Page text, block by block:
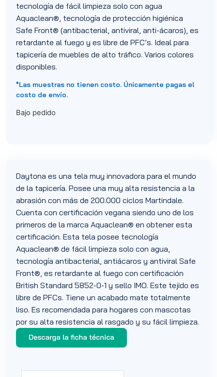
tecnología de fácil limpieza solo con agua
Aquaclean®, tecnología de protección higiénica
Safe Front® (antibacterial, antiviral, anti-ácaros), es
retardante al fuego y es libre de PFC’s. Ideal para
tapicería de muebles de alto tráfico. Varios colores
disponibles.
*Las muestras no tienen costo. Únicamente pagas el
costo de envío.
Bajo pedido
Daytona es una tela muy innovadora para el mundo
de la tapicería. Posee una muy alta resistencia a la
abrasión con más de 200.000 ciclos Martindale.
Cuenta con certificación vegana siendo uno de los
primeros de la marca Aquaclean® en obtener esta
certificación. Esta tela posee tecnología
Aquaclean® de fácil limpieza solo con agua,
tecnología antibacterial, antiácaros y antiviral Safe
Front®, es retardante al fuego con certificación
British Standard 5852-0-1 y sello IMO. Este tejido es
libre de PFCs. Tiene un acabado mate totalmente
liso. Es recomendada para hogares con mascotas
por su alta resistencia al rasgado y su fácil limpieza.